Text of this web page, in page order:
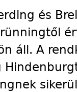
és
áll. A